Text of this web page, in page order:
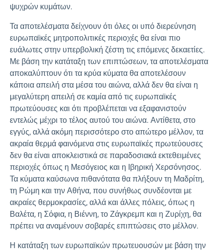
ψυχρών κυμάτων.
Τα αποτελέσματα δείχνουν ότι όλες οι υπό διερεύνηση
ευρωπαϊκές μητροπολιτικές περιοχές θα είναι πιο
ευάλωτες στην υπερβολική ζέστη τις επόμενες δεκαετίες.
Με βάση την κατάταξη των επιπτώσεων, τα αποτελέσματα
αποκαλύπτουν ότι τα κρύα κύματα θα αποτελέσουν
κάποια απειλή στα μέσα του αιώνα, αλλά δεν θα είναι η
μεγαλύτερη απειλή σε καμία από τις ευρωπαϊκές
πρωτεύουσες και ότι προβλέπεται να εξαφανιστούν
εντελώς μέχρι το τέλος αυτού του αιώνα. Αντίθετα, στο
εγγύς, αλλά ακόμη περισσότερο στο απώτερο μέλλον, τα
ακραία θερμά φαινόμενα στις ευρωπαϊκές πρωτεύουσες
δεν θα είναι αποκλειστικά σε παραδοσιακά εκτεθειμένες
περιοχές όπως η Μεσόγειος και η Ιβηρική Χερσόνησος.
Τα κύματα καύσωνα πιθανότατα θα πλήξουν τη Μαδρίτη,
τη Ρώμη και την Αθήνα, που συνήθως συνδέονται με
ακραίες θερμοκρασίες, αλλά και άλλες πόλεις, όπως η
Βαλέτα, η Σόφια, η Βιέννη, το Ζάγκρεμπ και η Ζυρίχη, θα
πρέπει να αναμένουν σοβαρές επιπτώσεις στο μέλλον.
Η κατάταξη των ευρωπαϊκών πρωτευουσών με βάση την